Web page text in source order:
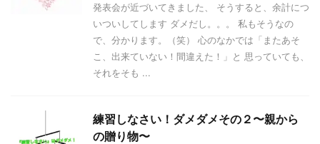
発表会が近づいてきました、 そうすると、余計につ
いついしてします ダメだし。。。 私もそうなの
で、分かります。（笑） 心のなかでは「またあそ
こ、出来ていない！間違えた！」と 思っていても、
それをそも ...
練習しなさい！ダメダメその２〜親から
の贈り物〜